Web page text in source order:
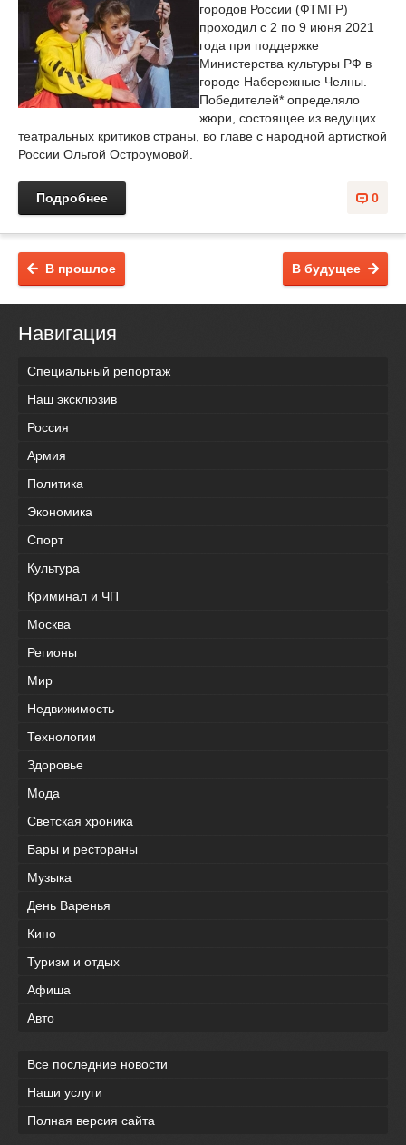
городов России (ФТМГР)
проходил с 2 по 9 июня 2021
года при поддержке
Министерства культуры РФ в
городе Набережные Челны.
Победителей* определяло
жюри, состоящее из ведущих
театральных критиков страны, во главе с народной артисткой
России Ольгой Остроумовой.
0
Подробнее
В будущее
В прошлое
Навигация
Специальный репортаж
Наш эксклюзив
Россия
Армия
Политика
Экономика
Спорт
Культура
Криминал и ЧП
Москва
Регионы
Мир
Недвижимость
Технологии
Здоровье
Мода
Светская хроника
Бары и рестораны
Музыка
День Варенья
Кино
Туризм и отдых
Афиша
Авто
Все последние новости
Наши услуги
Полная версия сайта